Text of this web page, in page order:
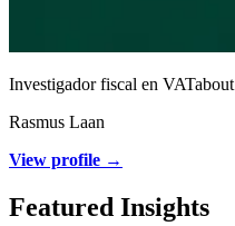
Investigador fiscal en VATabout
Rasmus Laan
View profile →
Featured Insights